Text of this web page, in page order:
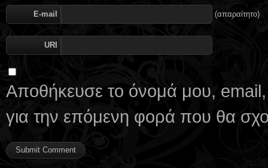
E-mail (απαραίτητο)
URI
Αποθήκευσε το όνομά μου, email,
για την επόμενη φορά που θα